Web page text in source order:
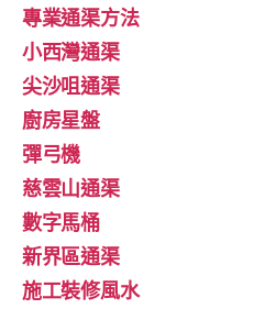
專業通渠方法
小西灣通渠
尖沙咀通渠
廚房星盤
彈弓機
慈雲山通渠
數字馬桶
新界區通渠
施工裝修風水